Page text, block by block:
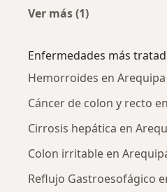
Ver más (1)
Enfermedades más
Hemorroides en Arequipa
Cáncer de colon y recto
Cirrosis hepática en
Colon irritable en
Reflujo Gastroesofágico